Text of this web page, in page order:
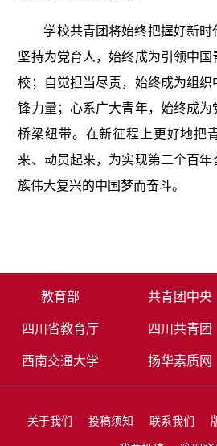
学校共青团将始终把握好新时
坚持为党育人，始终成为引领中
校；自觉担当尽责，始终成为组
锋力量；心系广大青年，始终成
桥梁纽带。在新征程上更好地把
来、动员起来，为实现第二个百
族伟大复兴的中国梦而奋斗。
教育部 共青团中央
四川省教育厅 四川共青团
西南交通大学 扬华素质网
关于我们 投稿须知 联系我们